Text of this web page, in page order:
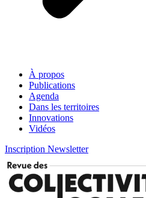
À propos
Publications
Agenda
Dans les territoires
Innovations
Vidéos
Inscription Newsletter